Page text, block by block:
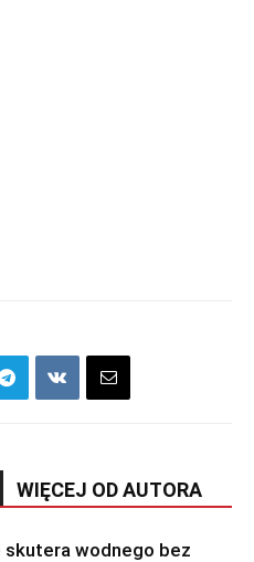
WIĘCEJ OD AUTORA
skutera wodnego bez